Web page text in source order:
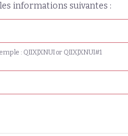
informations suivantes :
: QIIXJXNUI or QIIXJXNUI#1